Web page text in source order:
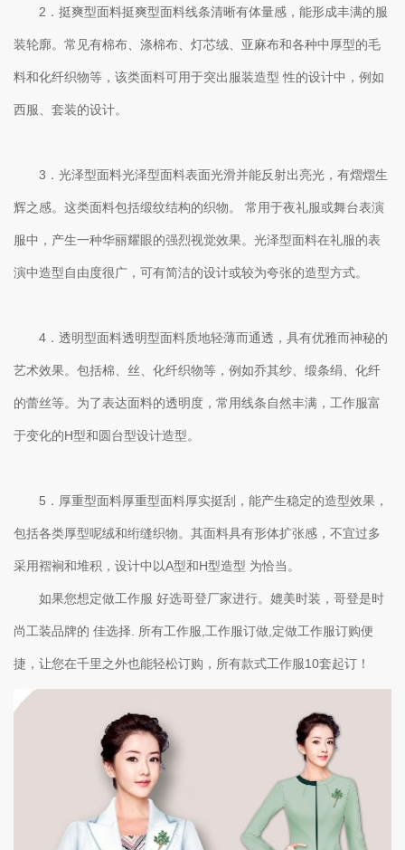
2．挺爽型面料挺爽型面料线条清晰有体量感，能形成丰满的服
装轮廓。常见有棉布、涤棉布、灯芯绒、亚麻布和各种中厚型的毛
料和化纤织物等，该类面料可用于突出服装造型 性的设计中，例如
西服、套装的设计。
3．光泽型面料光泽型面料表面光滑并能反射出亮光，有熠熠生
辉之感。这类面料包括缎纹结构的织物。 常用于夜礼服或舞台表演
服中，产生一种华丽耀眼的强烈视觉效果。光泽型面料在礼服的表
演中造型自由度很广，可有简洁的设计或较为夸张的造型方式。
4．透明型面料透明型面料质地轻薄而通透，具有优雅而神秘的
艺术效果。包括棉、丝、化纤织物等，例如乔其纱、缎条绢、化纤
的蕾丝等。为了表达面料的透明度，常用线条自然丰满，工作服富
于变化的H型和圆台型设计造型。
5．厚重型面料厚重型面料厚实挺刮，能产生稳定的造型效果，
包括各类厚型呢绒和绗缝织物。其面料具有形体扩张感，不宜过多
采用褶裥和堆积，设计中以A型和H型造型 为恰当。
如果您想定做工作服 好选哥登厂家进行。媲美时装，哥登是时
尚工装品牌的 佳选择. 所有工作服,工作服订做,定做工作服订购便
捷，让您在千里之外也能轻松订购，所有款式工作服10套起订！